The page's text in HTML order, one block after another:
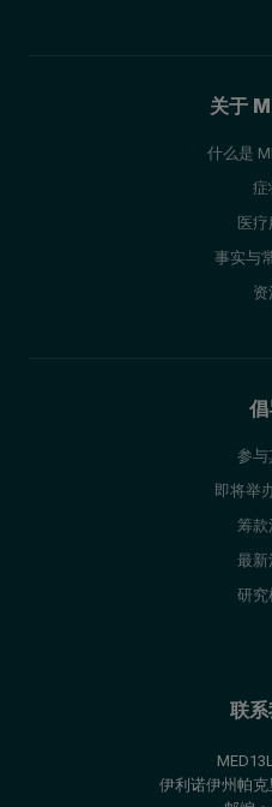
关于
什么是
症
医疗
事实与
资
参与
即将举
筹款
最新
研究
联
伊利诺伊州帕